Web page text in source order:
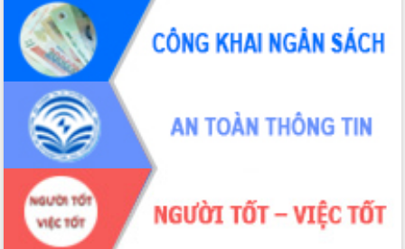
Nâng cao hiệu lực, hiệu quả HĐND
tỉnh thông qua hiện đại hóa hành chính
Xã Ea Phê gắn cải cách hành chính với
chuyển đổi số
Phó Chủ tịch Thường trực UBND tỉnh
Hồ Thị Nguyên Thảo làm việc tại Trung
tâm Phục vụ hành chính công xã Ea
Phê
Xây dựng nền hành chính số đồng
hành cùng nông dân dân, doanh nghiệp
Giai đoạn 2026-2030, Đắk Lắk phấn
đấu có 77% xã đạt chuẩn nông thôn